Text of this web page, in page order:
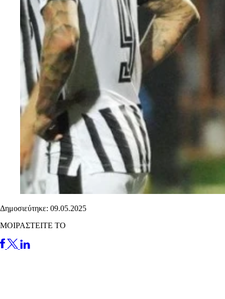
Δημοσιεύτηκε: 09.05.2025
ΜΟΙΡΑΣΤΕΙΤΕ ΤΟ